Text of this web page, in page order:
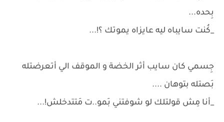
بِحده...
_كُنت سايباه ليه عايزاه يموتك ؟!...
جِسمي كان سايب أثر الخضة و الموقف الي أتعرضتله
بَصتله بتوهان ....
_أنا مِش قولتلك لو شوفتني بَمو..ت مَتتدخلش!...